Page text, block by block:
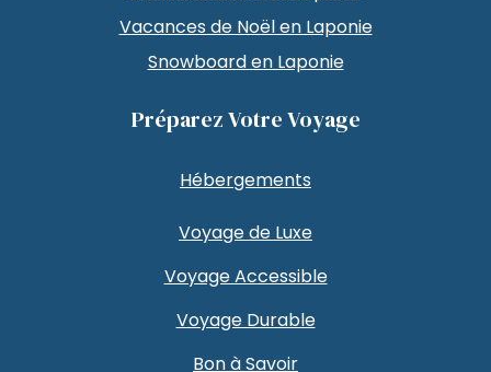
Vacances de Noël en Laponie
Snowboard en Laponie
Préparez Votre Voyage
Hébergements
Voyage de Luxe
Voyage Accessible
Voyage Durable
Bon à Savoir